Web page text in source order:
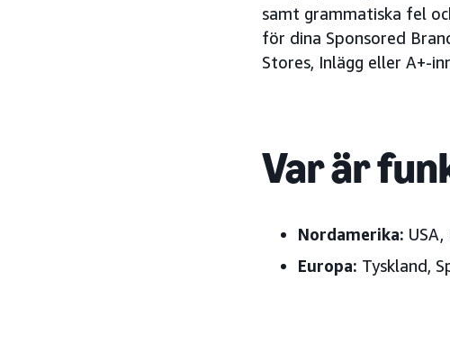
samt grammatiska fel
för dina Sponsored
Stores, Inlägg eller A+-
Var är
Nordamerika:
Europa: Tyskland,